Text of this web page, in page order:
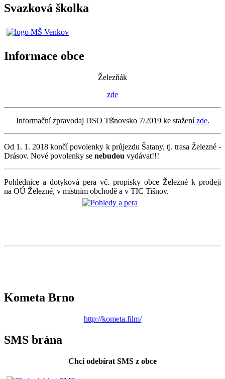
Svazková školka
Informace obce
Železňák
zde
Informační zpravodaj DSO Tišnovsko 7/2019 ke staženízde.
Od 1. 1. 2018 končí povolenky k průjezdu Šatany, tj. trasa Železné -
Drásov. Nové povolenky se nebudou vydávat!!!
Pohlednice a dotyková pera vč. propisky obce Železné k prodeji
na OÚ Železné, v místním obchodě a v TIC Tišnov.
Kometa Brno
http://kometa.film/
SMS brána
Chci odebírat SMS z obce